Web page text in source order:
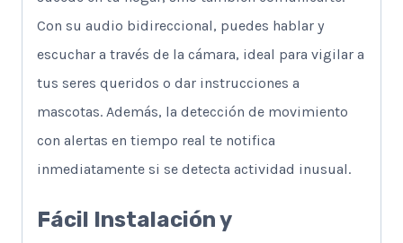
Con su audio bidireccional, puedes hablar y
escuchar a través de la cámara, ideal para vigilar a
tus seres queridos o dar instrucciones a
mascotas. Además, la detección de movimiento
con alertas en tiempo real te notifica
inmediatamente si se detecta actividad inusual.
Fácil Instalación y